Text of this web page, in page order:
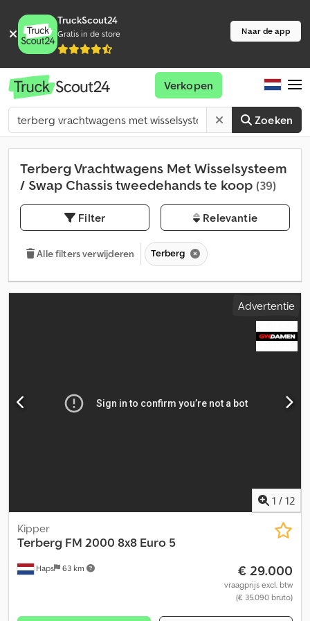
TruckScout24
Gratis in de store Naar de app
Zoeken
Verkopen
Terberg Vrachtwagens Met Wisselsysteem
/ Swap Chassis tweedehands te koop (39)
Filter Relevantie
Alle filters verwijderen Terberg
Advertentie
1 / 12
Haps 63 km
Kipper
Terberg FM 2000 8x8 Euro 5
€ 29.000
vraagprijs excl. btw
(€ 35.090 bruto)